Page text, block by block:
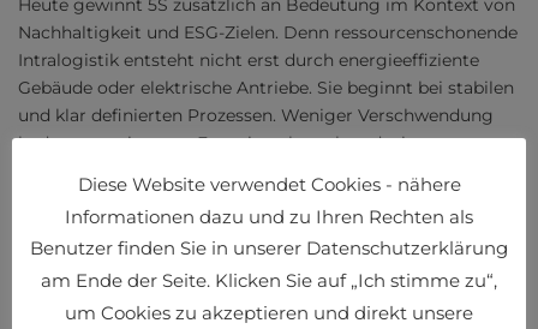
Heute gewinnt 5S zusätzlich an Bedeutung im Kontext von
Nachhaltigkeit und ESG-Zielen. Denn ressourcenschonende
Intralogistik entsteht nicht erst durch energieeffiziente
Gebäude oder elektrische Antriebe. Sie beginnt bei stabilen
und klar definierten Prozessen. Weniger Verschwendung
bedeutet geringeren Energieverbrauch, reduzierte
Geräten. Genau hier werden ökologische, soziale und
wirtschaftliche Aspekte miteinander verbunden.
„Nachhaltigkeit ist kein Zusatzmodul“, betont Oskar Zettl.
„Sie ist das Ergebnis sauberer Prozesse.“
Diese Website verwendet Cookies - nähere
Informationen dazu und zu Ihren Rechten als
Benutzer finden Sie in unserer Datenschutzerklärung
am Ende der Seite. Klicken Sie auf „Ich stimme zu“,
um Cookies zu akzeptieren und direkt unsere